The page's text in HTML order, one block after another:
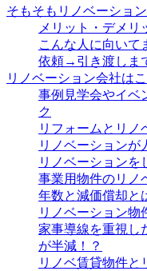
そもそもリノベーショ
メリット・デメリ
こんな人に向いて
依頼→引き渡しま
リノベーション会社は
事例見学会やイベ
ク
リフォームとリノ
リノベーションが
リノベーションを
事業用物件のリノ
年数と減価償却と
リノベーション物
家事導線を重視し
が半減！？
リノベ賃貸物件と